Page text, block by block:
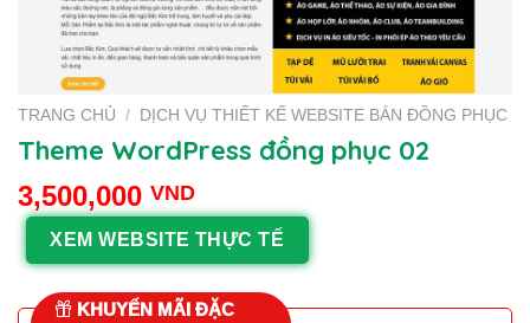
TRANG CHỦ / DỊCH VỤ THIẾT KẾ WEBSITE BÁN ĐỒNG PHỤC
Theme WordPress đồng phục 02
3,500,000 VND
XEM WEBSITE THỰC TẾ
KHUYẾN MÃI ĐẶC